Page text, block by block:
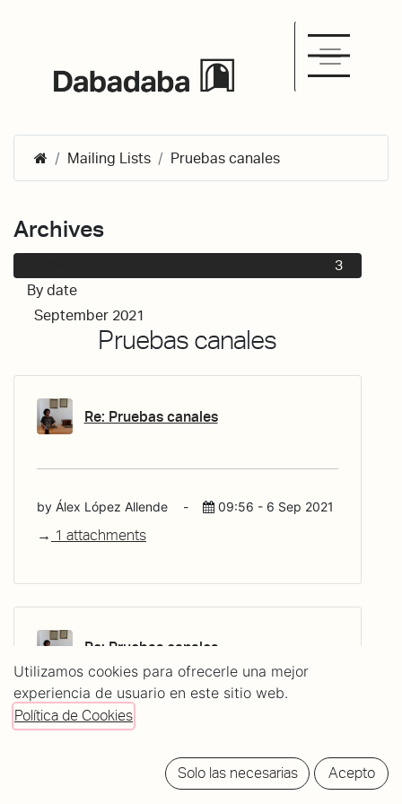
Mailing Lists Pruebas canales
Archives
3
By date
September 2021
Pruebas canales
Re: Pruebas canales
by Álex López Allende - 09:56 - 6 Sep 2021
1 attachments
Re: Pruebas canales
Probandoooooasfasgasdgag
by Álex López Allende - 09:54 - 6 Sep 2021
Utilizamos cookies para ofrecerle una mejor
experiencia de usuario en este sitio web.
Política de Cookies
Solo las necesarias Acepto